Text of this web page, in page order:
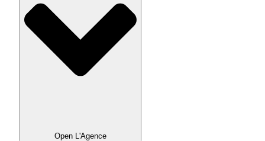
Open L'Agence